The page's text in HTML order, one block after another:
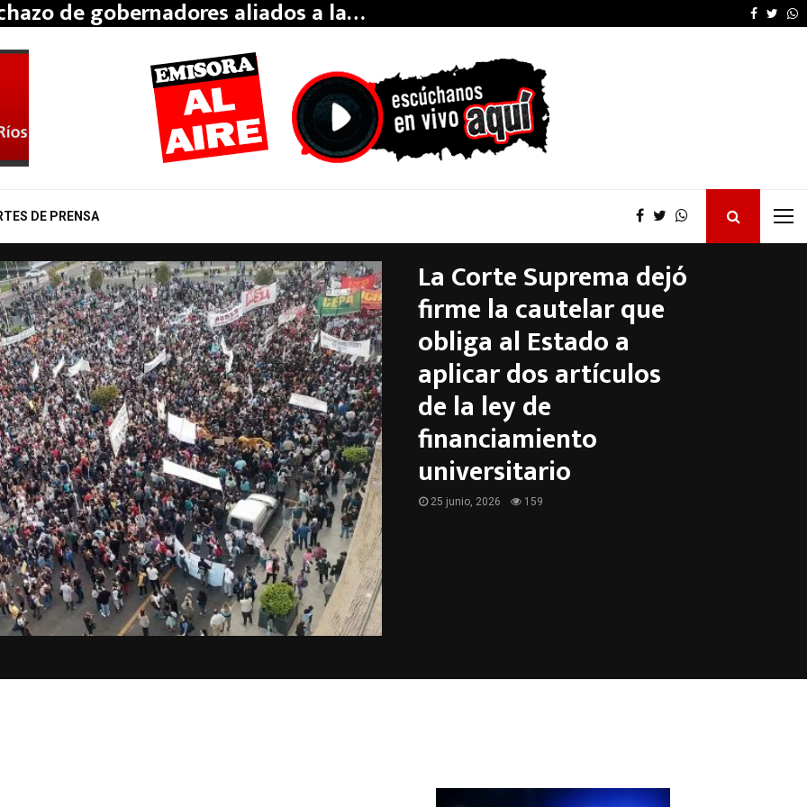
de gobernadores aliados a la… OSER: Frigerio
DE PRENSA
La Corte Suprema dejó
firme la cautelar que
obliga al Estado a
aplicar dos artículos
de la ley de
financiamiento
universitario
25 junio, 2026 159